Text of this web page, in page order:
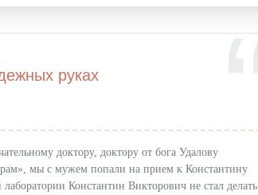
руках
доктору, доктору от бога Удалову
мы с мужем попали на прием к Константину
Константин Викторович не стал делать